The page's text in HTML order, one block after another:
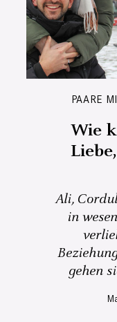
PAARE
Wie
Ali,
in
gehen